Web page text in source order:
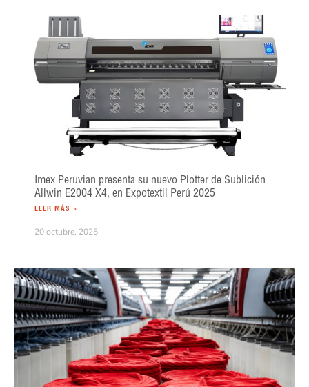
Imex Peruvian presenta su nuevo Plotter de Sublición
Allwin E2004 X4, en Expotextil Perú 2025
LEER MÁS »
20 octubre, 2025